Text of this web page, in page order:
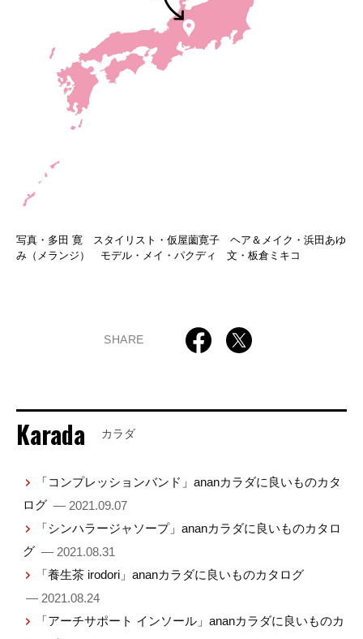
写真・多田 寛 スタイリスト・仮屋薗寛子 ヘア＆メイク・浜田あゆ
み（メランジ） モデル・メイ・パクディ 文・板倉ミキコ
SHARE
Karada カラダ
「コンプレッションバンド」ananカラダに良いものカタ
ログ — 2021.09.07
「シンハラージャソープ」ananカラダに良いものカタロ
グ — 2021.08.31
「養生茶 irodori」ananカラダに良いものカタログ
— 2021.08.24
「アーチサポート インソール」ananカラダに良いものカ